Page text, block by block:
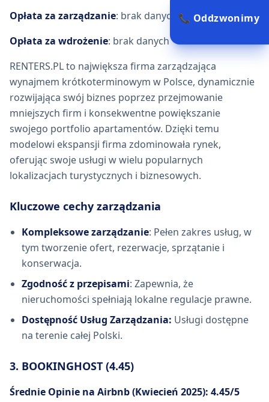
Opłata za zarządzanie: brak danych
Opłata za wdrożenie: brak danych
RENTERS.PL to największa firma zarządzająca
wynajmem krótkoterminowym w Polsce, dynamicznie
rozwijająca swój biznes poprzez przejmowanie
mniejszych firm i konsekwentne powiększanie
swojego portfolio apartamentów. Dzięki temu
modelowi ekspansji firma zdominowała rynek,
oferując swoje usługi w wielu popularnych
lokalizacjach turystycznych i biznesowych.
Kluczowe cechy zarządzania
Kompleksowe zarządzanie: Pełen zakres usług, w
tym tworzenie ofert, rezerwacje, sprzątanie i
konserwacja.
Zgodność z przepisami: Zapewnia, że
nieruchomości spełniają lokalne regulacje prawne.
Dostępność Usług Zarządzania: Usługi dostępne
na terenie całej Polski.
3. BOOKINGHOST (4.45)
Średnie Opinie na Airbnb (Kwiecień 2025): 4.45/5
📞 Oddzwonimy